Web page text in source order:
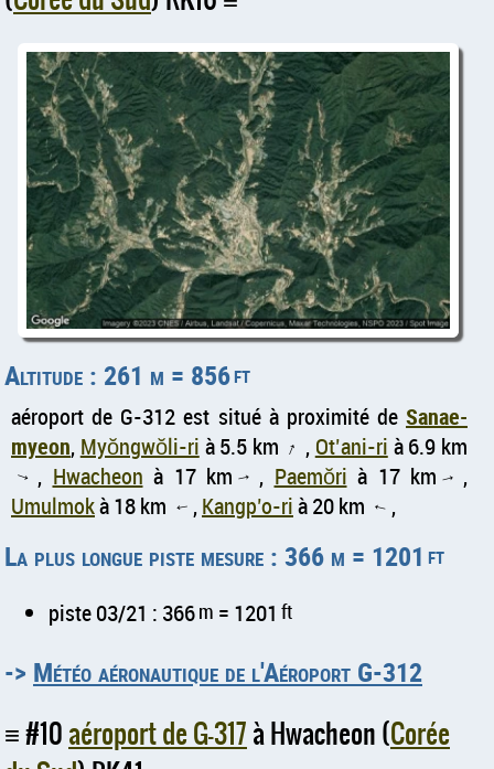
Altitude : 261 m = 856ft
aéroport de G-312 est situé à proximité de Sanae-
myeon, Myŏngwŏli-ri à 5.5 km ↑ , Ot’ani-ri à 6.9 km
↑ , Hwacheon à 17 km ↑ , Paemŏri à 17 km ↑
,
Umulmokà 18 km ↑ ,Kangp’o-rià 20 km ↑ ,
La plus longue piste mesure : 366 m = 1201 ft
piste 03/21 : 366m = 1201 ft
-> Météo aéronautique de l'Aéroport G-312
#10aéroport de G-317à Hwacheon (Corée